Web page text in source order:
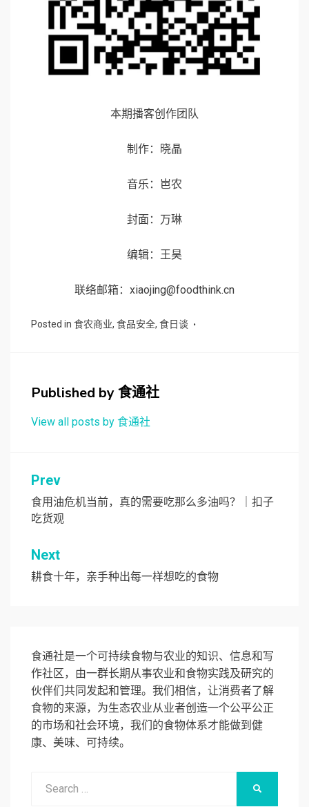
本期播客创作团队
制作：晓晶
音乐：岜农
封面：万琳
编辑：王昊
联络邮箱：xiaojing@foodthink.cn
Posted in 食农商业, 食品安全, 食日谈
Published by食通社
View all posts by 食通社
文
章
导
航
Prev
食用油危机当前，真的需要吃那么多油吗？｜扣子
吃货观
Next
耕食十年，亲手种出每一样想吃的食物
食通社是一个可持续食物与农业的知识、信息和写
作社区，由一群长期从事农业和食物实践及研究的
伙伴们共同发起和管理。我们相信，让消费者了解
食物的来源，为生态农业从业者创造一个公平公正
的市场和社会环境，我们的食物体系才能做到健
康、美味、可持续。